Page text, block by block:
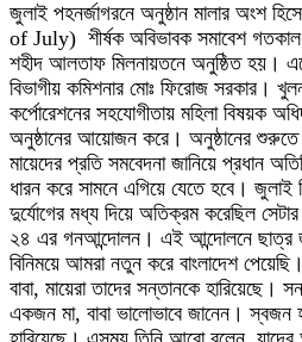
জুলাই পহনর্জাগরনে অনুষ্ঠান মালার অংশ
of July) শীর্ষক অবিভাবক সমাবেশ গতকাল
শহীদ আলতাফ মিলনায়তনে অনুষ্ঠিত হয়।
বিভাগীয় কমিশনার মোঃ ফিরোজ সরকার।
কর্পোরেশনের সহযোগীতায় মহিলা বিষয়ক
অনুষ্ঠানের আয়োজন করে। অনুষ্ঠানের
মায়েদের প্রতি সমবেদনা জানিয়ে প্রধান
ধারন করে সামনে এগিয়ে যেতে হবে। জুলাই
দুর্যোগের মধ্য দিয়ে অতিক্রম করেছিল
২৪ এর গনআন্দোলন। এই আন্দোলনে ছাত্র
বিনিময়ে আমরা নতুন করে বাংলাদেশ
বাবা, মায়েরা তাদের সন্তানকে হারিয়েছে।
একজন মা, বাবা ভালোভাবে জানেন। স্বজন